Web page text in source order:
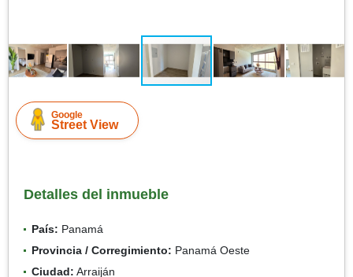
Google
Street View
Detalles del inmueble
País: Panamá
Provincia / Corregimiento: Panamá Oeste
Ciudad: Arraiján